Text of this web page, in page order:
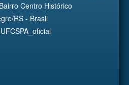
Centro Histórico
RS - Brasil